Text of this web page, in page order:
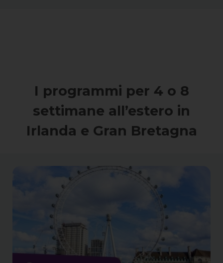
I programmi per 4 o 8
settimane all’estero in
Irlanda e Gran Bretagna